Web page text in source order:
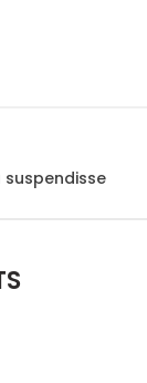
suspendisse